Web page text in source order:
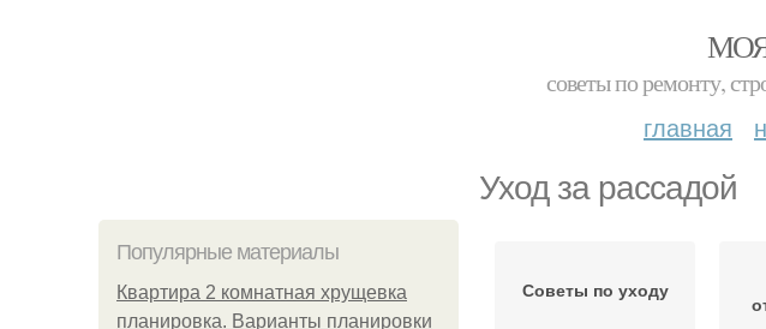
советы по ремонту,
главная
Уход за рассадой
Популярные материалы
Квартира 2 комнатная хрущевка
планировка. Варианты планировки
Советы по уходу